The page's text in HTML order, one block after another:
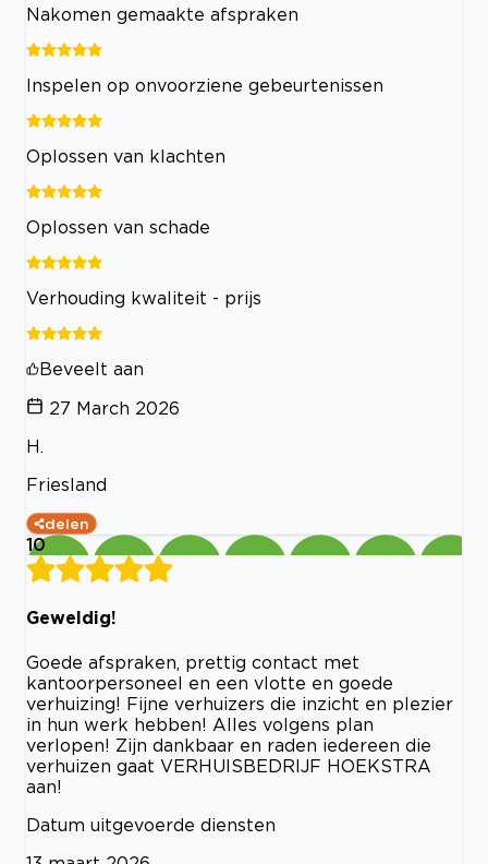
Nakomen gemaakte afspraken
Inspelen op onvoorziene gebeurtenissen
Oplossen van klachten
Oplossen van schade
Verhouding kwaliteit - prijs
Beveelt aan
27 March 2026
H.
Friesland
delen
10
Geweldig!
Goede afspraken, prettig contact met
kantoorpersoneel en een vlotte en goede
verhuizing! Fijne verhuizers die inzicht en plezier
in hun werk hebben! Alles volgens plan
verlopen! Zijn dankbaar en raden iedereen die
verhuizen gaat VERHUISBEDRIJF HOEKSTRA
aan!
Datum uitgevoerde diensten